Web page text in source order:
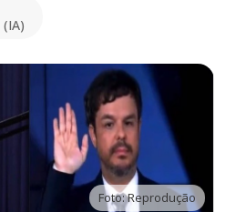
Foto: Reprodução